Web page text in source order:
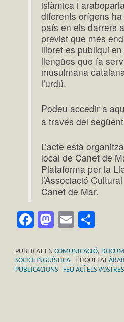
islàmica i
diferents orígens
país en els darrers
previst que més
llibret es publiqui en
llengües que fa
musulmana
l’urdú.
Podeu accedir a
a través del següent
L’acte està
local de Canet de
Plataforma per la
l’Associació
Canet de Mar.
Facebook
Mastodon
Email
PUBLICAT EN COMUNICACIÓ,
SOCIOLINGÜÍSTICA
ETIQUETAT ÀRAB
PUBLICACIONS
FEU ACÍ ELS